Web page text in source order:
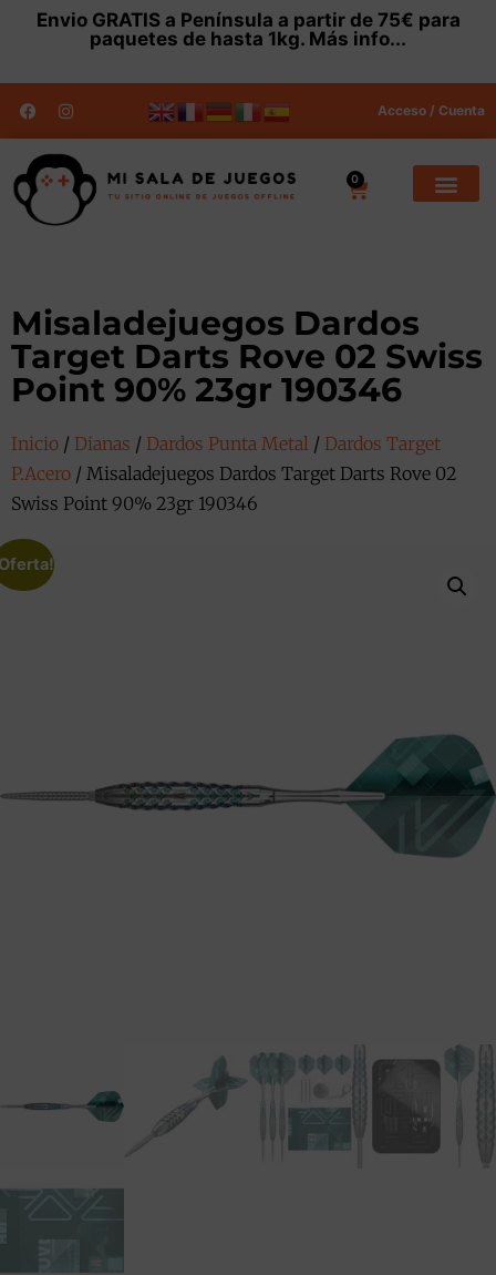
Envio GRATISa Península a partir de 75€ para
paquetes de hasta 1kg. Más info...
Acceso / Cuenta
0
Misaladejuegos Dardos
Target Darts Rove 02 Swiss
Point 90% 23gr 190346
Inicio / Dianas / Dardos Punta Metal / Dardos Target
P.Acero / Misaladejuegos Dardos Target Darts Rove 02
Swiss Point 90% 23gr 190346